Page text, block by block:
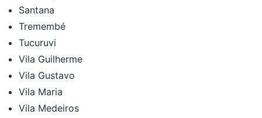
Santana
Tremembé
Tucuruvi
Vila Guilherme
Vila Gustavo
Vila Maria
Vila Medeiros